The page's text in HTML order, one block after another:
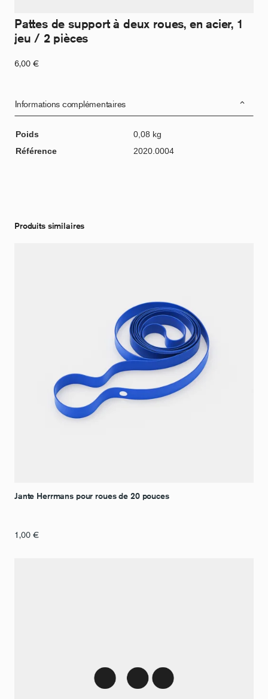
Pattes de support à deux roues, en acier, 1
jeu / 2 pièces
6,00 €
Informations complémentaires
Poids
0,08 kg
Référence
2020.0004
Produits similaires
Jante Herrmans pour roues de 20 pouces
1,00 €